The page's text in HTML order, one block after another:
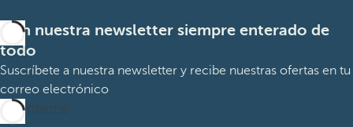
Con nuestra newsletter siempre enterado de
todo
Suscríbete a nuestra newsletter y recibe nuestras ofertas en tu
correo electrónico
Suscribirme